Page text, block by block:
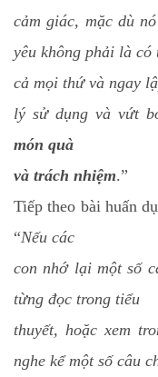
cảm giác, mặc dù
yêu không phải là có
cả mọi thứ và ngay
lý sử dụng và vứt
món quà
và trách nhiệm.”
Tiếp theo bài huấn
“Nếu các
con nhớ lại một số
từng đọc trong tiểu
thuyết, hoặc xem
nghe kể một số câu